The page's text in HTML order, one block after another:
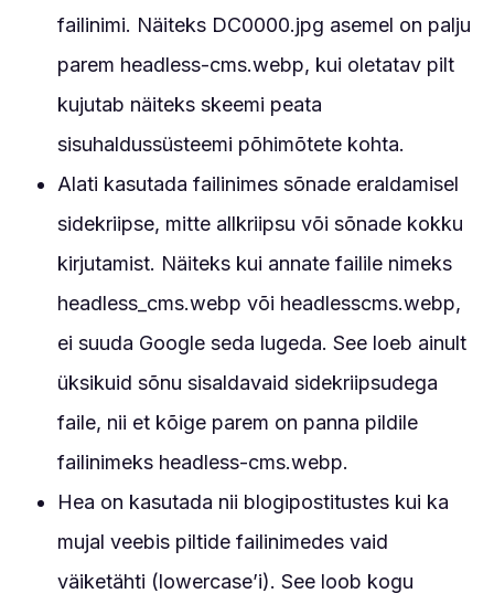
failinimi. Näiteks DC0000.jpg asemel on palju
parem headless-cms.webp, kui oletatav pilt
kujutab näiteks skeemi peata
sisuhaldussüsteemi põhimõtete kohta.
Alati kasutada failinimes sõnade eraldamisel
sidekriipse, mitte allkriipsu või sõnade kokku
kirjutamist. Näiteks kui annate failile nimeks
headless_cms.webp või headlesscms.webp,
ei suuda Google seda lugeda. See loeb ainult
üksikuid sõnu sisaldavaid sidekriipsudega
faile, nii et kõige parem on panna pildile
failinimeks headless-cms.webp.
Hea on kasutada nii blogipostitustes kui ka
mujal veebis piltide failinimedes vaid
väiketähti (lowercase’i). See loob kogu